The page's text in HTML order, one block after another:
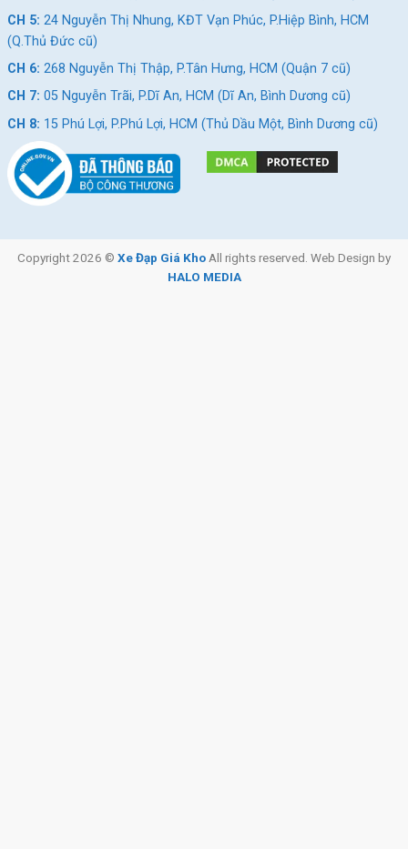
CH 5: 24 Nguyễn Thị Nhung, KĐT Vạn Phúc, P.Hiệp Bình, HCM
(Q.Thủ Đức cũ)
CH 6: 268 Nguyễn Thị Thập, P.Tân Hưng, HCM (Quận 7 cũ)
CH 7: 05 Nguyễn Trãi, P.Dĩ An, HCM (Dĩ An, Bình Dương cũ)
CH 8: 15 Phú Lợi, P.Phú Lợi, HCM (Thủ Dầu Một, Bình Dương cũ)
Copyright 2026 © Xe Đạp Giá Kho All rights reserved. Web Design by
HALO MEDIA